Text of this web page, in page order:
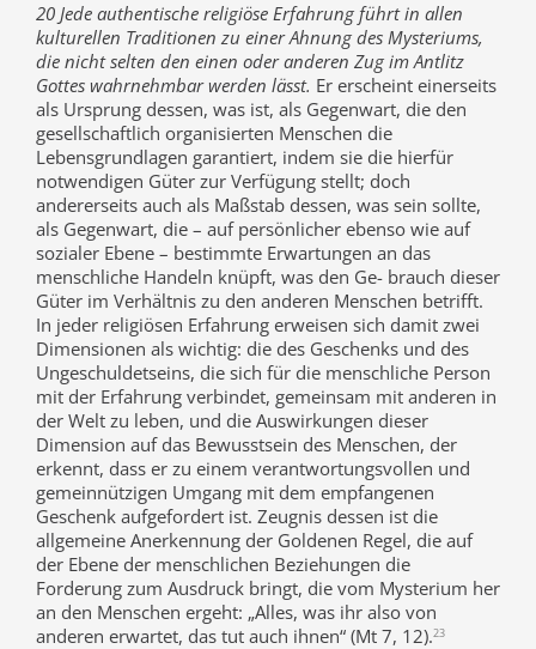
20 Jede authentische religiöse Erfahrung führt in allen
kulturellen Traditionen zu einer Ahnung des Mysteriums,
die nicht selten den einen oder anderen Zug im Antlitz
Gottes wahrnehmbar werden lässt. Er erscheint einerseits
als Ursprung dessen, was ist, als Gegenwart, die den
gesellschaftlich organisierten Menschen die
Lebensgrundlagen garantiert, indem sie die hierfür
notwendigen Güter zur Verfügung stellt; doch
andererseits auch als Maßstab dessen, was sein sollte,
als Gegenwart, die – auf persönlicher ebenso wie auf
sozialer Ebene – bestimmte Erwartungen an das
menschliche Handeln knüpft, was den Ge- brauch dieser
Güter im Verhältnis zu den anderen Menschen betrifft.
In jeder religiösen Erfahrung erweisen sich damit zwei
Dimensionen als wichtig: die des Geschenks und des
Ungeschuldetseins, die sich für die menschliche Person
mit der Erfahrung verbindet, gemeinsam mit anderen in
der Welt zu leben, und die Auswirkungen dieser
Dimension auf das Bewusstsein des Menschen, der
erkennt, dass er zu einem verantwortungsvollen und
gemeinnützigen Umgang mit dem empfangenen
Geschenk aufgefordert ist. Zeugnis dessen ist die
allgemeine Anerkennung der Goldenen Regel, die auf
der Ebene der menschlichen Beziehungen die
Forderung zum Ausdruck bringt, die vom Mysterium her
an den Menschen ergeht: „Alles, was ihr also von
anderen erwartet, das tut auch ihnen“ (Mt 7, 12).23